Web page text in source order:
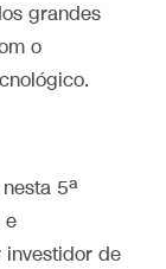
grandes
o
5ª
e
investidor de